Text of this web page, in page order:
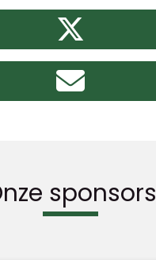
sponsors